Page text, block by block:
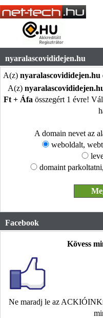
nyaralascovididejen.hu
A(z) nyaralascovididejen.hu
A(z)
Ft + Áfa összegért 1 évre!
A domain nevet az
weboldalt,
domaint
Facebook
Kövess
Ne maradj le az